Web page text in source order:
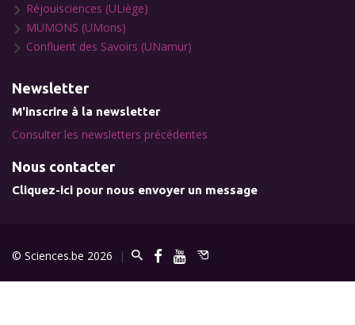
Réjouisciences (ULiège)
MUMONS (UMons)
Confluent des Savoirs (UNamur)
Newsletter
M'inscrire à la newsletter
Consulter les newsletters précédentes
Nous contacter
Cliquez-ici pour nous envoyer un message
© Sciences.be 2026 |